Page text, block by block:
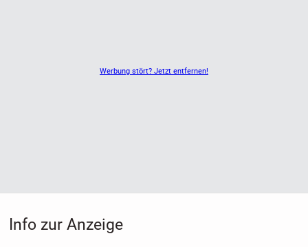
Werbung stört? Jetzt entfernen!
Info zur Anzeige